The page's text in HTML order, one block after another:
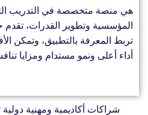
هي منصة متخصصة في التدريب
المؤسسية وتطوير القدرات، تقدم
تربط المعرفة بالتطبيق، وتمكن
أداء أعلى ونمو مستدام ومزايا
شراكات أكاديمية ومهنية